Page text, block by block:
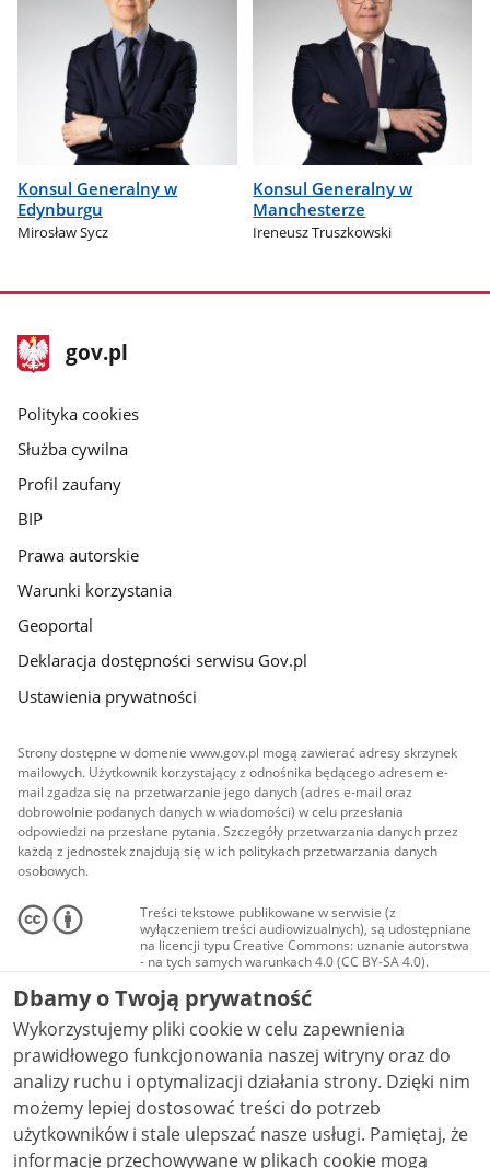
Konsul Generalny w
Edynburgu
Mirosław Sycz
Konsul Generalny w
Manchesterze
Ireneusz Truszkowski
stopka
gov.pl
Strona
gov.pl
gov.pl
Polityka cookies
Służba cywilna
Profil zaufany
BIP
Prawa autorskie
Warunki korzystania
Geoportal
Deklaracja dostępności serwisu Gov.pl
Ustawienia prywatności
Strony dostępne w domenie www.gov.pl mogą zawierać adresy skrzynek
mailowych. Użytkownik korzystający z odnośnika będącego adresem e-
mail zgadza się na przetwarzanie jego danych (adres e-mail oraz
dobrowolnie podanych danych w wiadomości) w celu przesłania
odpowiedzi na przesłane pytania. Szczegóły przetwarzania danych przez
każdą z jednostek znajdują się w ich politykach przetwarzania danych
osobowych.
Treści tekstowe publikowane w serwisie (z
wyłączeniem treści audiowizualnych), są udostępniane
na licencji typu Creative Commons: uznanie autorstwa
- na tych samych warunkach 4.0 (CC BY-SA 4.0).
Materiały audiowizualne, w tym zdjęcia, materiały
audio i wideo, są udostępniane na licencji typu
Creative Commons: uznanie autorstwa użycie
niekomercyjne - bez utworów zależnych 4.0 (CC BY-
NC-ND 4.0), o ile nie jest to stwierdzone inaczej.
Dbamy o Twoją prywatność
Wykorzystujemy pliki cookie w celu zapewnienia
prawidłowego funkcjonowania naszej witryny oraz do
analizy ruchu i optymalizacji działania strony. Dzięki nim
możemy lepiej dostosować treści do potrzeb
użytkowników i stale ulepszać nasze usługi. Pamiętaj, że
informacje przechowywane w plikach cookie mogą